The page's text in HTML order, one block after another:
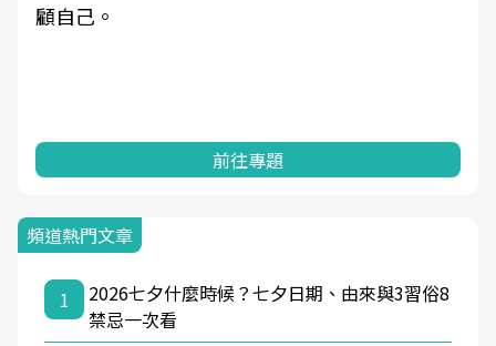
顧自己。
前往專題
頻道熱門文章
1
2026七夕什麼時候？七夕日期、由來與3習俗8
禁忌一次看